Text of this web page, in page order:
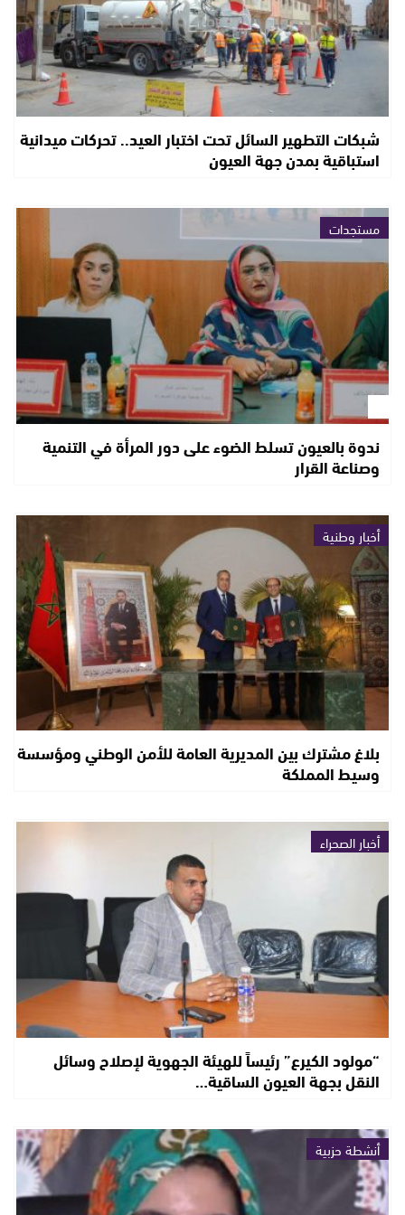
شبكات التطهير السائل تحت اختبار العيد.. تحركات ميدانية
استباقية بمدن جهة العيون
مستجدات
ندوة بالعيون تسلط الضوء على دور المرأة في التنمية
وصناعة القرار
أخبار وطنية
بلاغ مشترك بين المديرية العامة للأمن الوطني ومؤسسة
وسيط المملكة
أخبار الصحراء
“مولود الكيرع” رئيساً للهيئة الجهوية لإصلاح وسائل
النقل بجهة العيون الساقية…
أنشطة حزبية